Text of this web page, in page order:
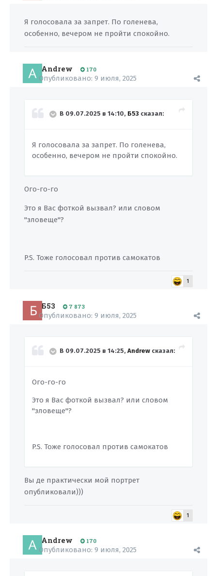
Я голосовала за запрет. По голенева,
особенно, вечером не пройти спокойно.
Andrew 170
Опубликовано: 9 июля, 2025
В 09.07.2025 в 14:10, Б53 сказал:
Я голосовала за запрет. По голенева,
особенно, вечером не пройти спокойно.
Ого-го-го
Это я Вас фоткой вызвал? или словом
"зловеще"?
P.S. Тоже голосовал против самокатов
1
Б53 7 873
Опубликовано: 9 июля, 2025
В 09.07.2025 в 14:25, Andrew сказал:
Ого-го-го
Это я Вас фоткой вызвал? или словом
"зловеще"?
P.S. Тоже голосовал против самокатов
Вы де практически мой портрет
опубликовали)))
1
Andrew 170
Опубликовано: 9 июля, 2025